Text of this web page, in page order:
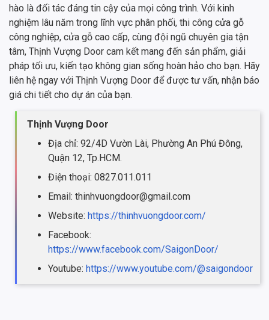
hào là đối tác đáng tin cậy của mọi công trình. Với kinh
nghiệm lâu năm trong lĩnh vực phân phối, thi công cửa gỗ
công nghiệp, cửa gỗ cao cấp, cùng đội ngũ chuyên gia tận
tâm, Thịnh Vượng Door cam kết mang đến sản phẩm, giải
pháp tối ưu, kiến tạo không gian sống hoàn hảo cho bạn. Hãy
liên hệ ngay với Thịnh Vượng Door để được tư vấn, nhận báo
giá chi tiết cho dự án của bạn.
Thịnh Vượng Door
Địa chỉ: 92/4D Vườn Lài, Phường An Phú Đông,
Quận 12, Tp.HCM.
Điện thoại: 0827.011.011
Email: thinhvuongdoor@gmail.com
Website: https://thinhvuongdoor.com/
Facebook:
https://www.facebook.com/SaigonDoor/
Youtube: https://www.youtube.com/@saigondoor